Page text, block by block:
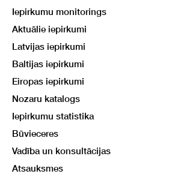
Iepirkumu monitorings
Aktuālie iepirkumi
Latvijas iepirkumi
Baltijas iepirkumi
Eiropas iepirkumi
Nozaru katalogs
Iepirkumu statistika
Būvieceres
Vadība un konsultācijas
Atsauksmes